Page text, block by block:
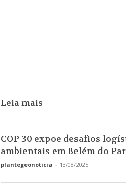
Leia mais
COP 30 expõe desafios
ambientais em Belém do
plantegeonoticia - 13/08/2025